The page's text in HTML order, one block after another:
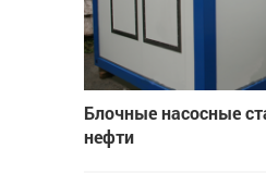
Блочные насосные
нефти